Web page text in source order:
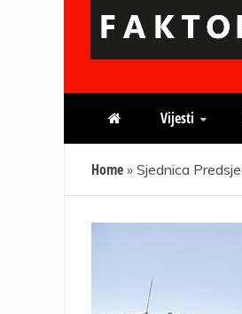
Faktor
Vijesti
Home » Sjednica